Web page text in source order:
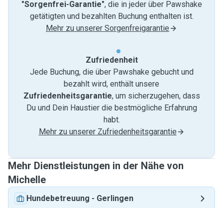
"Sorgenfrei-Garantie", die in jeder über Pawshake
getätigten und bezahlten Buchung enthalten ist.
Mehr zu unserer Sorgenfreigarantie
Zufriedenheit
Jede Buchung, die über Pawshake gebucht und
bezahlt wird, enthält unsere
Zufriedenheitsgarantie, um sicherzugehen, dass
Du und Dein Haustier die bestmögliche Erfahrung
habt.
Mehr zu unserer Zufriedenheitsgarantie
Mehr Dienstleistungen in der Nähe von
Michelle
Hundebetreuung - Gerlingen